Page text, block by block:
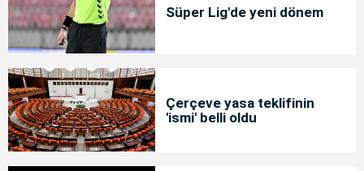
Süper Lig'de yeni dönem
Çerçeve yasa teklifinin
'ismi' belli oldu